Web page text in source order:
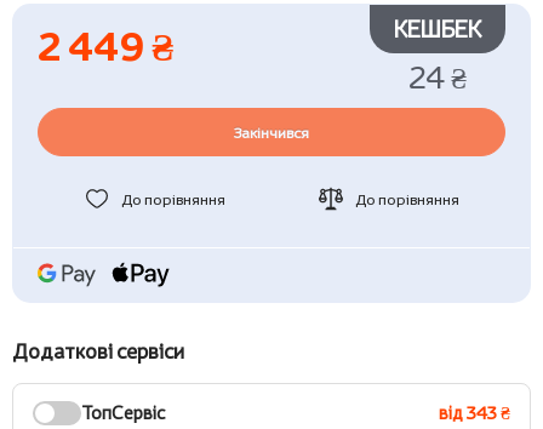
2 449 ₴ КЕШБЕК
24 ₴
Закінчився
До порівняння До порівняння
Додаткові сервіси
ТопСервіс від 343 ₴